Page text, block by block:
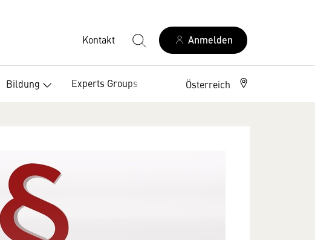
Kontakt Anmelden
Bildung Experts Groups Über unsÖsterreich